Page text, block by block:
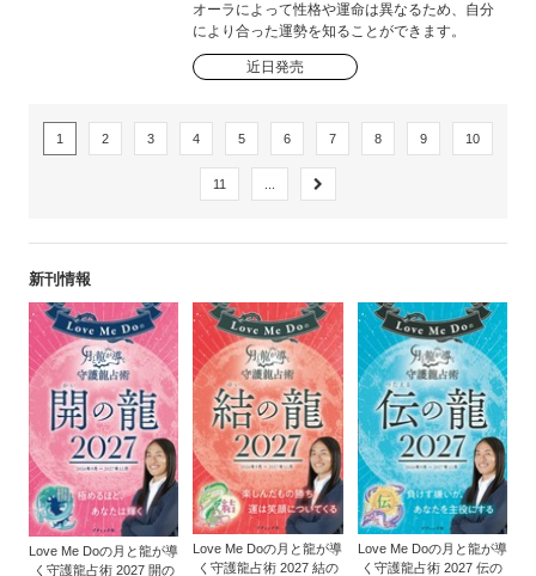
オーラによって性格や運命は異なるため、自分
により合った運勢を知ることができます。
近日発売
1 2 3 4 5 6 7 8 9 10
11
新刊情報
Love Me Doの月と龍が導
く守護龍占術 2027 開の
Love Me Doの月と龍が導
く守護龍占術 2027 結の
Love Me Doの月と龍が導
く守護龍占術 2027 伝の